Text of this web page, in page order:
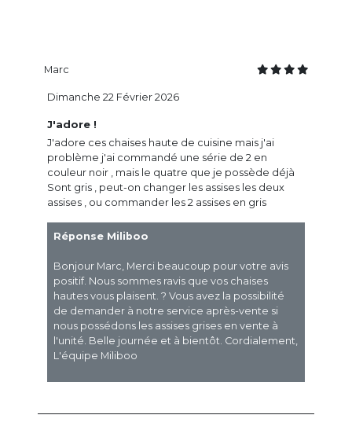
Marc
J'adore !
J'adore ces chaises haute de cuisine mais j'ai
problème j'ai commandé une série de 2 en
couleur noir , mais le quatre que je possède déjà
Sont gris , peut-on changer les assises les deux
assises , ou commander les 2 assises en gris
Réponse Miliboo
Bonjour Marc, Merci beaucoup pour votre avis
positif. Nous sommes ravis que vos chaises
hautes vous plaisent. ? Vous avez la possibilité
de demander à notre service après-vente si
nous possédons les assises grises en vente à
l'unité. Belle journée et à bientôt. Cordialement,
L'équipe Miliboo
Dimanche 22 Février 2026